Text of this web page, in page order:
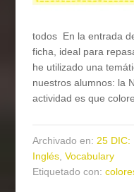
todos En la entrada
ficha, ideal para
he utilizado una
nuestros alumnos: la
actividad es que
Archivado en:25 DIC:
Inglés,Vocabulary
Etiquetado con: